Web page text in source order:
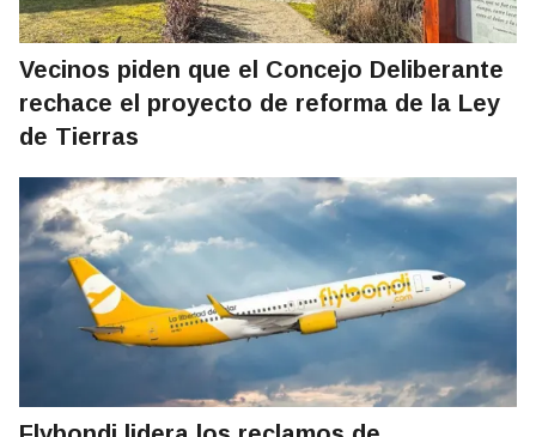
Vecinos piden que el Concejo Deliberante
rechace el proyecto de reforma de la Ley
de Tierras